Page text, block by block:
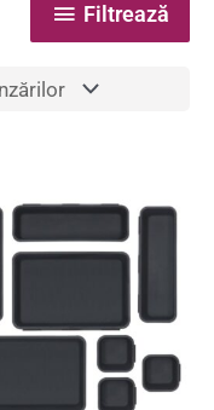
Filtrează